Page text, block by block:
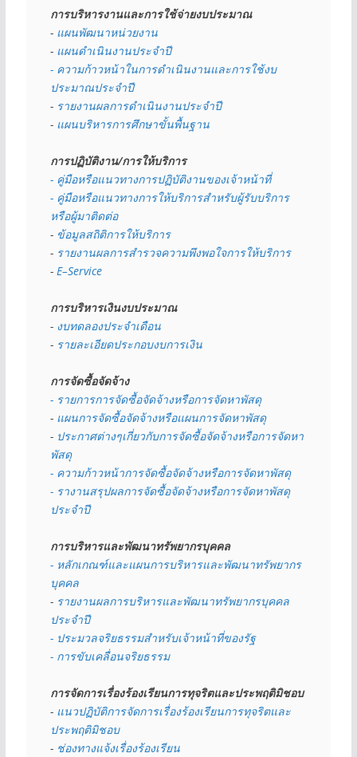
การบริหารงานและการใช้จ่ายงบประมาณ
- แผนพัฒนาหน่วยงาน
- แผนดำเนินงานประจำปี
- ความก้าวหน้าในการดำเนินงานและการใช้งบ
ประมาณประจำปี
- รายงานผลการดำเนินงานประจำปี
- แผนบริหารการศึกษาขั้นพื้นฐาน
การปฏิบัติงาน/การให้บริการ
- คู่มือหรือแนวทางการปฏิบัติงานของเจ้าหน้าที่
- คู่มือหรือแนวทางการให้บริการสำหรับผู้รับบริการ
หรือผู้มาติดต่อ
- ข้อมูลสถิติการให้บริการ
- รายงานผลการสำรวจความพึงพอใจการให้บริการ
- E–Service
การบริหารเงินงบประมาณ
- งบทดลองประจำเดือน
- รายละเอียดประกอบงบการเงิน
การจัดซื้อจัดจ้าง
- รายการการจัดซื้อจัดจ้างหรือการจัดหาพัสดุ
- แผนการจัดซื้อจัดจ้างหรือแผนการจัดหาพัสดุ
- ประกาศต่างๆเกี่ยวกับการจัดซื้อจัดจ้างหรือการจัดหา
พัสดุ
- ความก้าวหน้าการจัดซื้อจัดจ้างหรือการจัดหาพัสดุ
- รางานสรุปผลการจัดซื้อจัดจ้างหรือการจัดหาพัสดุ
ประจำปี
การบริหารและพัฒนาทรัพยากรบุคคล
- หลักเกณฑ์และแผนการบริหารและพัฒนาทรัพยากร
บุคคล
- รายงานผลการบริหารและพัฒนาทรัพยากรบุคคล
ประจำปี
- ประมวลจริยธรรมสำหรับเจ้าหน้าที่ของรัฐ
- การขับเคลื่อนจริยธรรม
การจัดการเรื่องร้องเรียนการทุจริตและประพฤติมิชอบ
- แนวปฏิบัติการจัดการเรื่องร้องเรียนการทุจริตและ
ประพฤติมิชอบ
- ช่องทางแจ้งเรื่องร้องเรียน